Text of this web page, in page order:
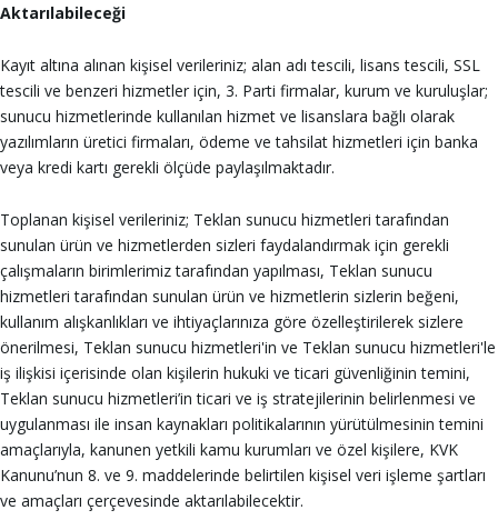
Aktarılabileceği
Kayıt altına alınan kişisel verileriniz; alan adı tescili, lisans tescili, SSL
tescili ve benzeri hizmetler için, 3. Parti firmalar, kurum ve kuruluşlar;
sunucu hizmetlerinde kullanılan hizmet ve lisanslara bağlı olarak
yazılımların üretici firmaları, ödeme ve tahsilat hizmetleri için banka
veya kredi kartı gerekli ölçüde paylaşılmaktadır.
Toplanan kişisel verileriniz; Teklan sunucu hizmetleri tarafından
sunulan ürün ve hizmetlerden sizleri faydalandırmak için gerekli
çalışmaların birimlerimiz tarafından yapılması, Teklan sunucu
hizmetleri tarafından sunulan ürün ve hizmetlerin sizlerin beğeni,
kullanım alışkanlıkları ve ihtiyaçlarınıza göre özelleştirilerek sizlere
önerilmesi, Teklan sunucu hizmetleri'in ve Teklan sunucu hizmetleri'le
iş ilişkisi içerisinde olan kişilerin hukuki ve ticari güvenliğinin temini,
Teklan sunucu hizmetleri’in ticari ve iş stratejilerinin belirlenmesi ve
uygulanması ile insan kaynakları politikalarının yürütülmesinin temini
amaçlarıyla, kanunen yetkili kamu kurumları ve özel kişilere, KVK
Kanunu’nun 8. ve 9. maddelerinde belirtilen kişisel veri işleme şartları
ve amaçları çerçevesinde aktarılabilecektir.